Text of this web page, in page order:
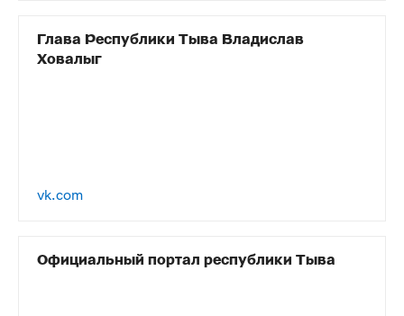
Глава Республики Тыва Владислав
Ховалыг
vk.com
Официальный портал республики Тыва